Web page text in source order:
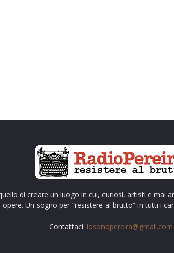
di creare un luogo in cui, curiosi, artisti e mai
Un sogno per “resistere al brutto” in tutti i
Contattaci: iosonopereira@gmail.com